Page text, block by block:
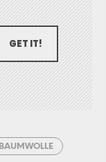
GET IT!
BAUMWOLLE